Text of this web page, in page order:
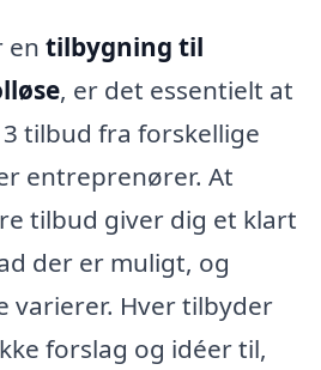
en tilbygning til
, er det essentielt at
tilbud fra forskellige
entreprenører. At
tilbud giver dig et klart
der er muligt, og
varierer. Hver tilbyder
forslag og idéer til,